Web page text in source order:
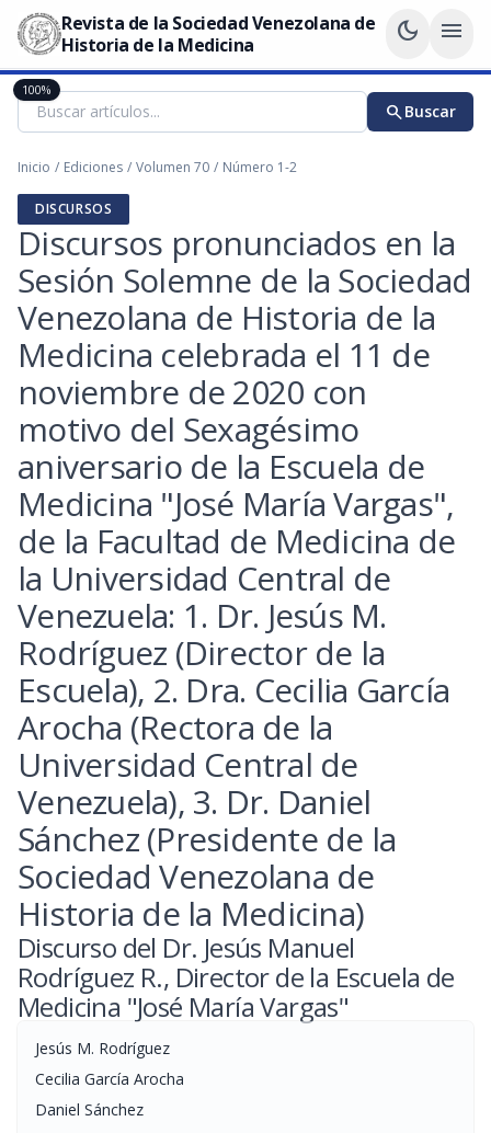
Revista de la Sociedad Venezolana de
Historia de la Medicina
dark_mode menu
searchBuscar
Inicio / Ediciones / Volumen 70 / Número 1-2
DISCURSOS
Discursos pronunciados en la
Sesión Solemne de la Sociedad
Venezolana de Historia de la
Medicina celebrada el 11 de
noviembre de 2020 con
motivo del Sexagésimo
aniversario de la Escuela de
Medicina "José María Vargas",
de la Facultad de Medicina de
la Universidad Central de
Venezuela: 1. Dr. Jesús M.
Rodríguez (Director de la
Escuela), 2. Dra. Cecilia García
Arocha (Rectora de la
Universidad Central de
Venezuela), 3. Dr. Daniel
Sánchez (Presidente de la
Sociedad Venezolana de
Historia de la Medicina)
Discurso del Dr. Jesús Manuel
Rodríguez R., Director de la Escuela de
Medicina "José María Vargas"
Jesús M. Rodríguez
Cecilia García Arocha
Daniel Sánchez
100%